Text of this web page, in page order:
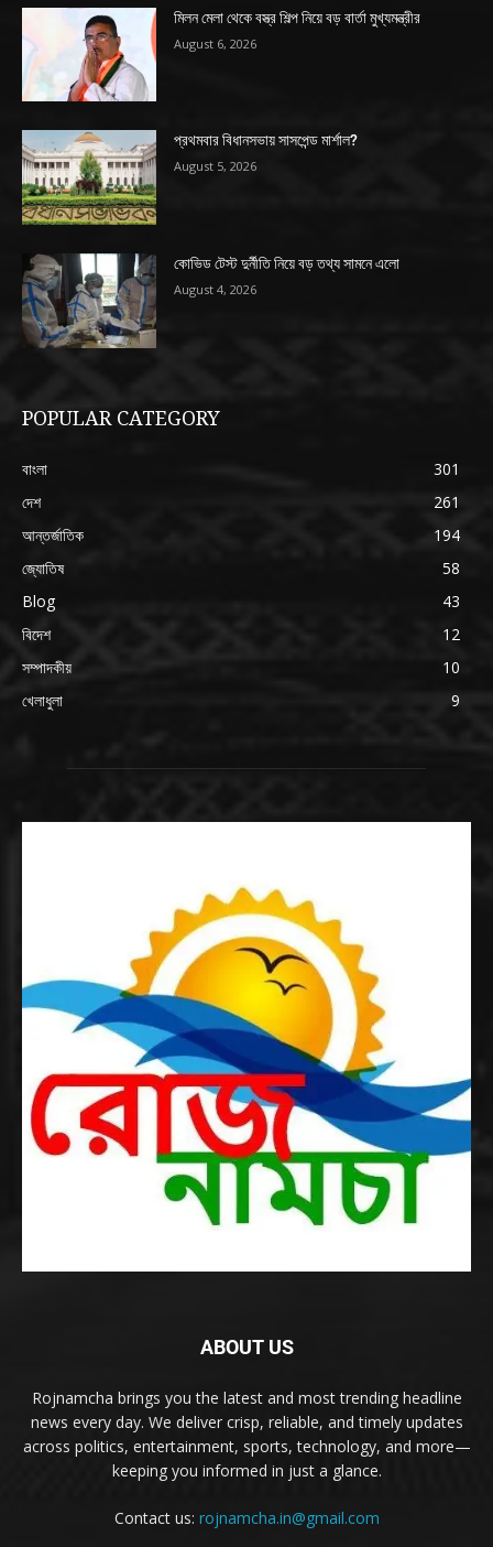
মিলন মেলা থেকে বস্ত্র শিল্প নিয়ে বড় বার্তা মুখ্যমন্ত্রীর
August 6, 2026
প্রথমবার বিধানসভায় সাসপেন্ড মার্শাল?
August 5, 2026
কোভিড টেস্ট দুর্নীতি নিয়ে বড় তথ্য সামনে এলো
August 4, 2026
POPULAR CATEGORY
বাংলা
301
দেশ
261
আন্তর্জাতিক
194
জ্যোতিষ
58
Blog
43
বিদেশ
12
সম্পাদকীয়
10
খেলাধুলা
9
ABOUT US
Rojnamcha brings you the latest and most trending headline
news every day. We deliver crisp, reliable, and timely updates
across politics, entertainment, sports, technology, and more—
keeping you informed in just a glance.
Contact us: rojnamcha.in@gmail.com